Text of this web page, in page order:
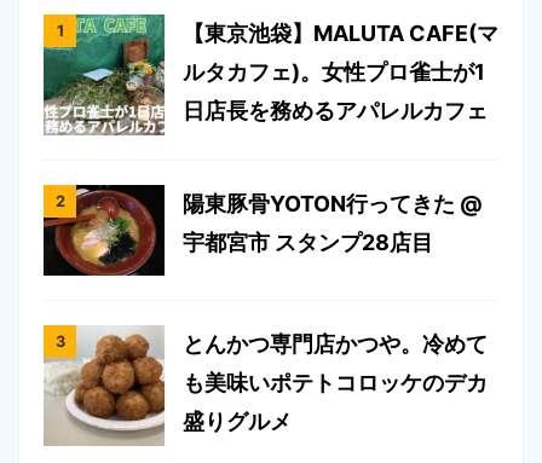
【東京池袋】MALUTA CAFE(マ
ルタカフェ)。女性プロ雀士が1
日店長を務めるアパレルカフェ
陽東豚骨YOTON行ってきた @
宇都宮市 スタンプ28店目
とんかつ専門店かつや。冷めて
も美味いポテトコロッケのデカ
盛りグルメ